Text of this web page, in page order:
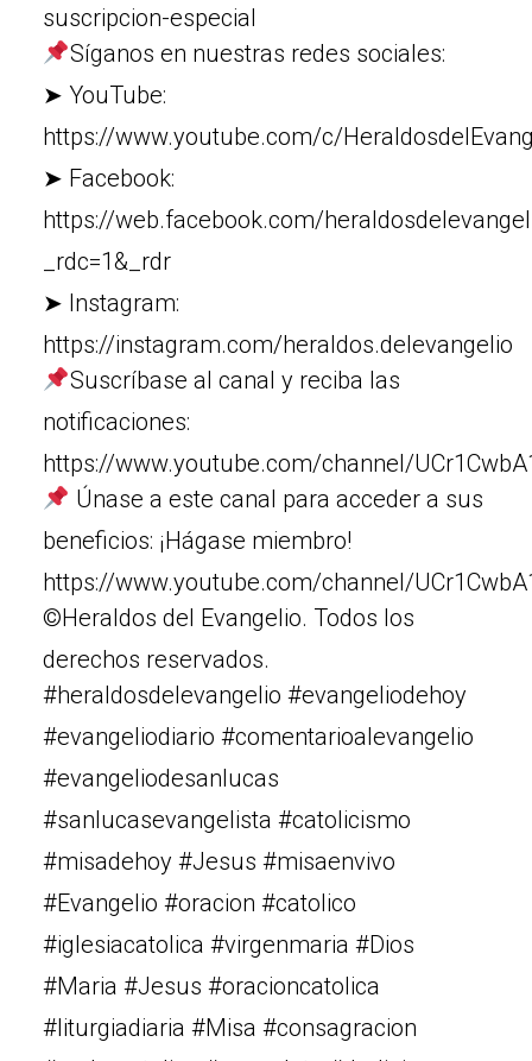
suscripcion-especial
Síganos en nuestras redes sociales:
➤ YouTube:
https://www.youtube.com/c/
➤ Facebook:
https://web.facebook.com/
_rdc=1&_rdr
➤ Instagram:
https://instagram.com/heraldos.delevangelio
Suscríbase al canal y reciba las
notificaciones:
https://www.youtube.com/channel/
Únase a este canal para acceder a sus
beneficios: ¡Hágase miembro!
https://www.youtube.com/channel/
©Heraldos del Evangelio. Todos los
derechos reservados.
#heraldosdelevangelio #evangeliodehoy
#evangeliodiario #comentarioalevangelio
#evangeliodesanlucas
#sanlucasevangelista #catolicismo
#misadehoy #Jesus #misaenvivo
#Evangelio #oracion #catolico
#iglesiacatolica #virgenmaria #Dios
#Maria #Jesus #oracioncatolica
#liturgiadiaria #Misa #consagracion